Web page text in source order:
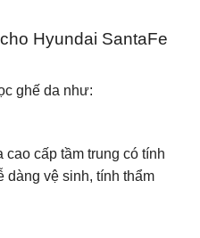
Hyundai SantaFe
ghế da như:
cao cấp tầm trung có tính
dàng vệ sinh, tính thẩm